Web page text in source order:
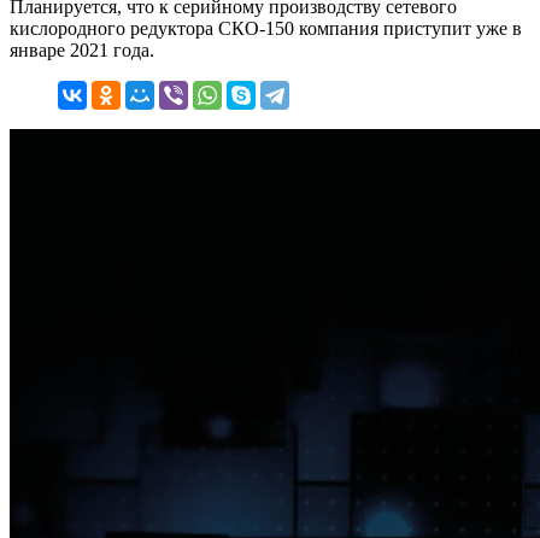
Планируется, что к серийному производству сетевого
кислородного редуктора СКО-150 компания приступит уже в
январе 2021 года.